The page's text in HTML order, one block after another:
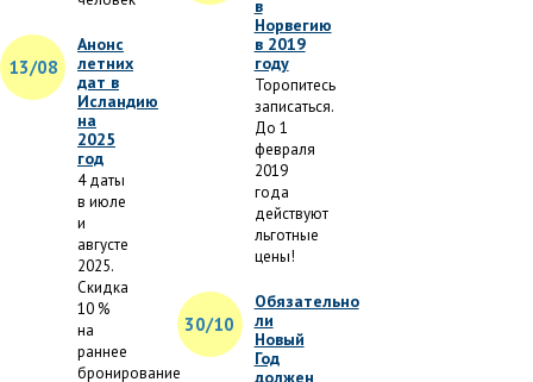
13/08
Анонс
летних
дат в
Исландию
на
2025
год
4 даты
в июле
и
августе
2025.
Скидка
10 %
на
раннее
бронирование
в
Норвегию
в 2019
году
Торопитесь
записаться.
До 1
февраля
2019
года
действуют
льготные
цены!
30/10
Обязательно
ли
Новый
Год
должен